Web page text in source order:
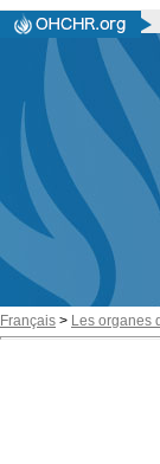
Français > Les organes